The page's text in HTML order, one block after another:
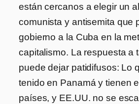
están cercanos a elegir un
comunista y antisemita que
gobierno a la Cuba en la
capitalismo. La respuesta a
puede dejar patidifusos: Lo
tenido en Panamá y tienen
países, y EE.UU. no se